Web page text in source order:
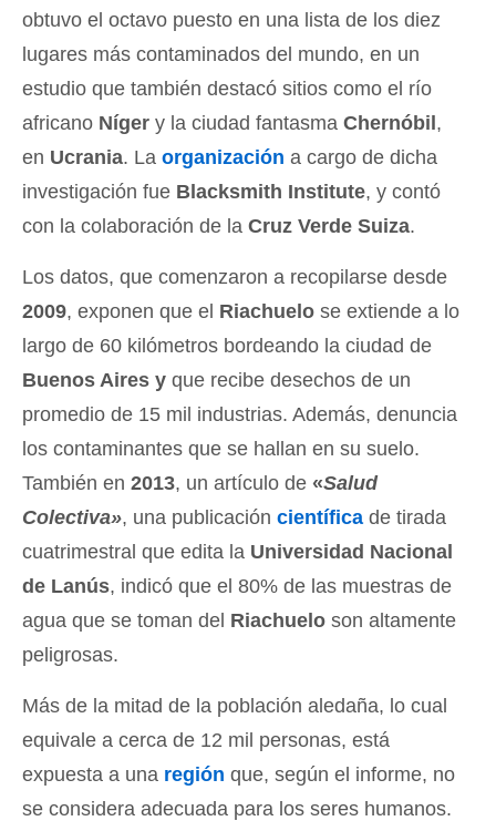
obtuvo el octavo puesto en una lista de los diez
lugares más contaminados del mundo, en un
estudio que también destacó sitios como el río
africano Níger y la ciudad fantasma Chernóbil,
en Ucrania. La organización a cargo de dicha
investigación fue Blacksmith Institute, y contó
con la colaboración de la Cruz Verde Suiza.
Los datos, que comenzaron a recopilarse desde
2009, exponen que el Riachuelo se extiende a lo
largo de 60 kilómetros bordeando la ciudad de
Buenos Aires y que recibe desechos de un
promedio de 15 mil industrias. Además, denuncia
los contaminantes que se hallan en su suelo.
También en 2013, un artículo de «Salud
Colectiva», una publicación científica de tirada
cuatrimestral que edita la Universidad Nacional
de Lanús, indicó que el 80% de las muestras de
agua que se toman del Riachuelo son altamente
peligrosas.
Más de la mitad de la población aledaña, lo cual
equivale a cerca de 12 mil personas, está
expuesta a una región que, según el informe, no
se considera adecuada para los seres humanos.